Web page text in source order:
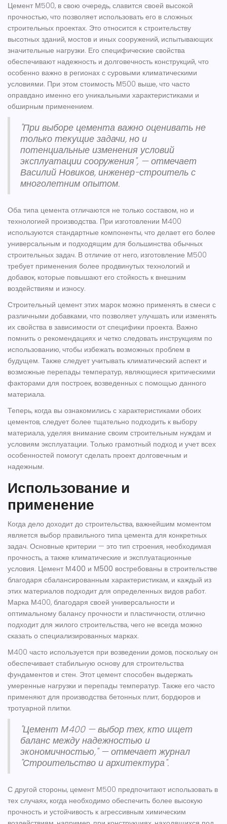
Цемент М500, в свою очередь, славится своей высокой
прочностью, что позволяет использовать его в сложных
строительных проектах. Это относится к строительству
высотных зданий, мостов и иных сооружений, испытывающих
значительные нагрузки. Его специфические свойства
обеспечивают надежность и долговечность конструкций, что
особенно важно в регионах с суровыми климатическими
условиями. При этом стоимость М500 выше, что часто
оправдано именно его уникальными характеристиками и
обширным применением.
"При выборе цемента важно оценивать не
только текущие задачи, но и
потенциальные изменения условий
эксплуатации сооружения", — отмечает
Василий Новиков, инженер-строитель с
многолетним опытом.
Оба типа цемента отличаются не только составом, но и
технологией производства. При изготовлении М400
используются стандартные компоненты, что делает его более
универсальным и подходящим для большинства обычных
строительных задач. В отличие от него, изготовление М500
требует применения более продвинутых технологий и
добавок, которые повышают его стойкость к внешним
воздействиям и износу.
Строительный цемент этих марок можно применять в смеси с
различными добавками, что позволяет улучшать или изменять
их свойства в зависимости от специфики проекта. Важно
помнить о рекомендациях и четко следовать инструкциям по
использованию, чтобы избежать возможных проблем в
будущем. Также следует учитывать климатический аспект и
возможные перепады температур, являющиеся критическими
факторами для построек, возведенных с помощью данного
материала.
Теперь, когда вы ознакомились с характеристиками обоих
цементов, следует более тщательно подходить к выбору
материала, уделяя внимание своим строительным нуждам и
условиям эксплуатации. Только грамотный подход и учет всех
особенностей помогут сделать проект долговечным и
надежным.
Использование и
применение
Когда дело доходит до строительства, важнейшим моментом
является выбор правильного типа цемента для конкретных
задач. Основные критерии — это тип строения, необходимая
прочность, а также климатические и эксплуатационные
условия. Цемент М400 и М500 востребованы в строительстве
благодаря сбалансированным характеристикам, и каждый из
этих материалов подходит для определенных видов работ.
Марка М400, благодаря своей универсальности и
оптимальному балансу прочности и пластичности, отлично
подходит для жилого строительства, чего не всегда можно
сказать о специализированных марках.
М400 часто используется при возведении домов, поскольку он
обеспечивает стабильную основу для строительства
фундаментов и стен. Этот цемент способен выдержать
умеренные нагрузки и перепады температур. Также его часто
применяют для производства бетонных плит, бордюров и
тротуарной плитки.
"Цемент М400 — выбор тех, кто ищет
баланс между надежностью и
экономичностью," — отмечает журнал
"Строительство и архитектура".
С другой стороны, цемент М500 предпочитают использовать в
тех случаях, когда необходимо обеспечить более высокую
прочность и устойчивость к агрессивным химическим